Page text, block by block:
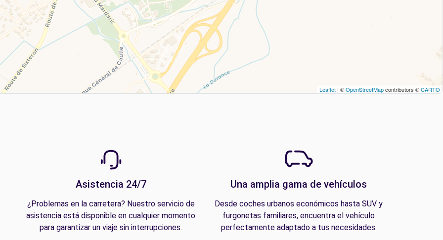
Leaflet | ©OpenStreetMapcontributors ©CARTO
Asistencia 24/7
¿Problemas en la carretera? Nuestro servicio de
asistencia está disponible en cualquier momento
para garantizar un viaje sin interrupciones.
Una amplia gama de vehículos
Desde coches urbanos económicos hasta SUV y
furgonetas familiares, encuentra el vehículo
perfectamente adaptado a tus necesidades.